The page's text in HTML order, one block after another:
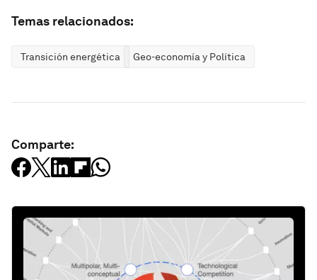
Temas relacionados:
Transición energética Geo-economía y Política
Comparte: